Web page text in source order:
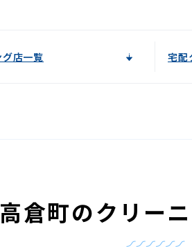
店一覧 宅配
高倉町のクリー